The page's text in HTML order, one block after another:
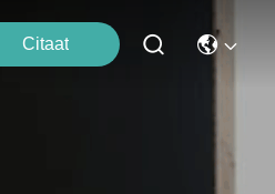
Citaat